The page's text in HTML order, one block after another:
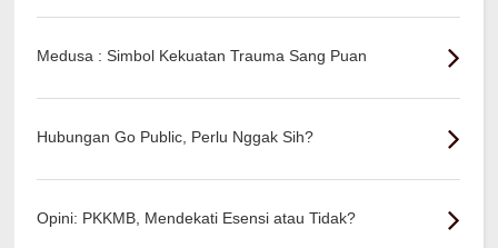
Medusa : Simbol Kekuatan Trauma Sang Puan
Hubungan Go Public, Perlu Nggak Sih?
Opini: PKKMB, Mendekati Esensi atau Tidak?